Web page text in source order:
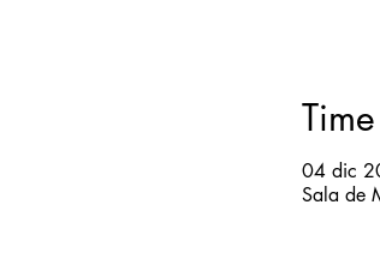
04 dic
Sala de